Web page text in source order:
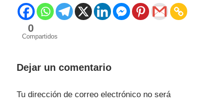
0
Compartidos
Dejar un comentario
Tu dirección de correo electrónico no será